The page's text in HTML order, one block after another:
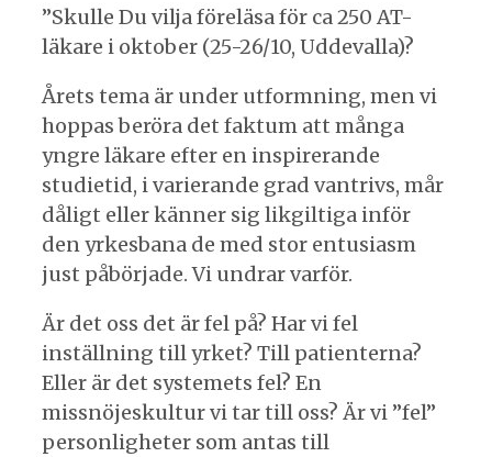
”Skulle Du vilja föreläsa för ca 250 AT-
läkare i oktober (25-26/10, Uddevalla)?
Årets tema är under utformning, men vi
hoppas beröra det faktum att många
yngre läkare efter en inspirerande
studietid, i varierande grad vantrivs, mår
dåligt eller känner sig likgiltiga inför
den yrkesbana de med stor entusiasm
just påbörjade. Vi undrar varför.
Är det oss det är fel på? Har vi fel
inställning till yrket? Till patienterna?
Eller är det systemets fel? En
missnöjeskultur vi tar till oss? Är vi ”fel”
personligheter som antas till